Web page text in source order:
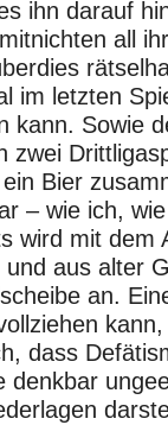
ihn darauf
all
im letzten
kann. Sowie
zwei
Bier
– wie ich,
wird mit dem
aus alter
an.
dass
denkbar